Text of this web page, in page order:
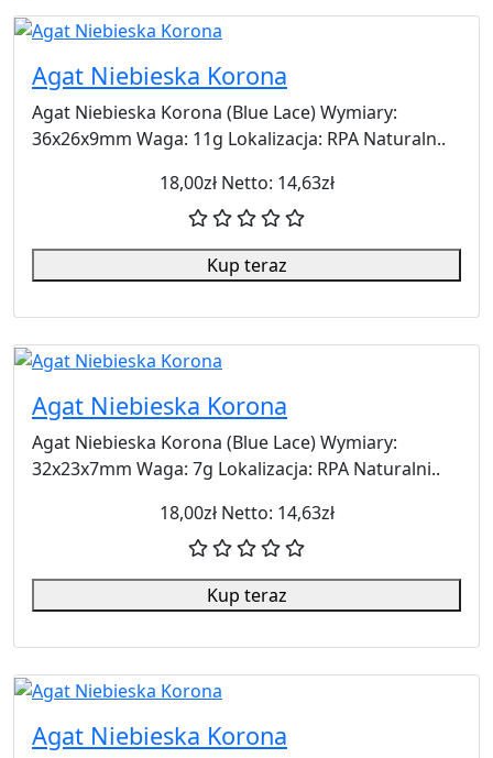
Agat Niebieska Korona
Agat Niebieska Korona (Blue Lace) Wymiary:
36x26x9mm Waga: 11g Lokalizacja: RPA Naturaln..
18,00zł Netto: 14,63zł
Kup teraz
Agat Niebieska Korona
Agat Niebieska Korona (Blue Lace) Wymiary:
32x23x7mm Waga: 7g Lokalizacja: RPA Naturalni..
18,00zł Netto: 14,63zł
Kup teraz
Agat Niebieska Korona